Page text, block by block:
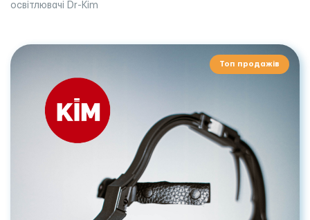
освітлювачі Dr-Kim
Топ продажів